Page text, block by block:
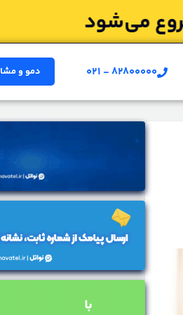
۰۲۱ - ۸۲۸۰۰۰۰۰
دمو و